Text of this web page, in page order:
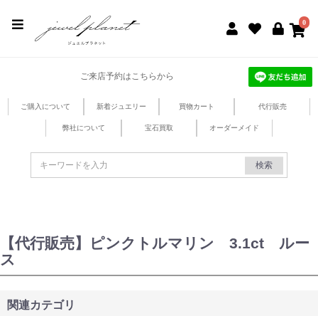
0
ご来店予約はこちらから
ご購入について 新着ジュエリー 買物カート 代行販売
弊社について 宝石買取 オーダーメイド
検索
【代行販売】ピンクトルマリン 3.1ct ルー
ス
関連カテゴリ